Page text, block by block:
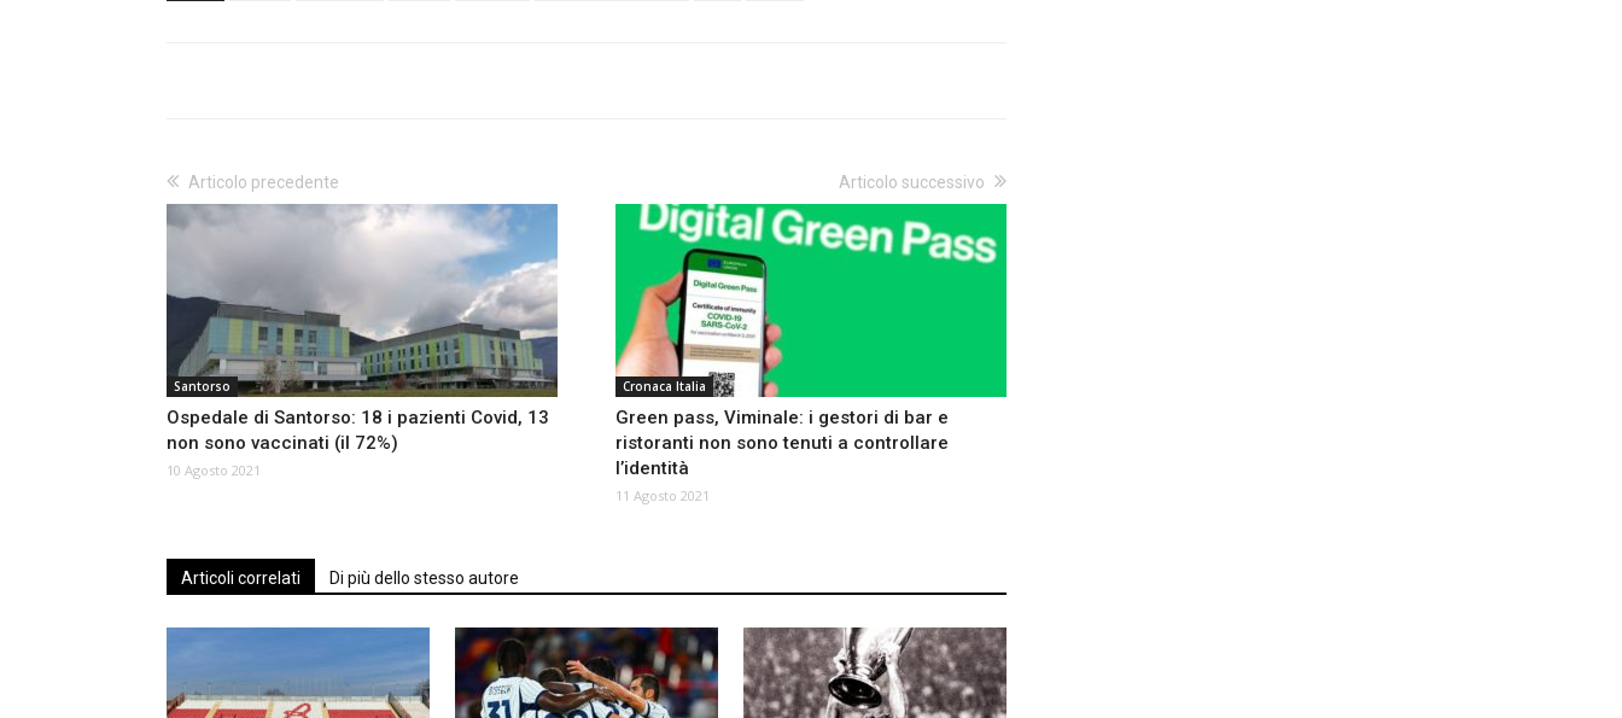
Articolo precedente
Santorso
Ospedale di Santorso: 18 i pazienti Covid, 13
non sono vaccinati (il 72%)
10 Agosto 2021
Articolo successivo
Cronaca Italia
Green pass, Viminale: i gestori di bar e
ristoranti non sono tenuti a controllare
l’identità
11 Agosto 2021
Articoli correlati Di più dello stesso autore